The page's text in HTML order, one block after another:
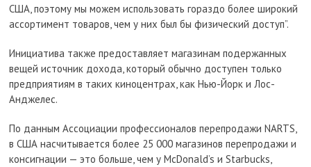
США, поэтому мы можем использовать гораздо более широкий
ассортимент товаров, чем у них был бы физический доступ”.
Инициатива также предоставляет магазинам подержанных
вещей источник дохода, который обычно доступен только
предприятиям в таких киноцентрах, как Нью-Йорк и Лос-
Анджелес.
По данным Ассоциации профессионалов перепродажи NARTS,
в США насчитывается более 25 000 магазинов перепродажи и
консигнации — это больше, чем у McDonald’s и Starbucks,